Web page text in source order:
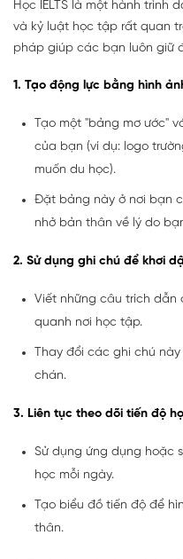
Học IELTS là một hành trình
và kỷ luật học tập rất quan
pháp giúp các bạn luôn giữ
1. Tạo động lực bằng hình
Tạo một "bảng mơ ước"
của bạn (ví dụ: logo
muốn du học).
Đặt bảng này ở nơi bạn
nhở bản thân về lý do
2. Sử dụng ghi chú để khơi
Viết những câu trích dẫn
quanh nơi học tập.
Thay đổi các ghi chú
chán.
3. Liên tục theo dõi tiến độ
Sử dụng ứng dụng hoặc
học mỗi ngày.
Tạo biểu đồ tiến độ để
thân.